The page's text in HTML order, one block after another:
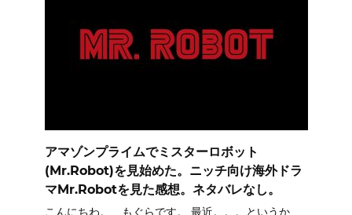
アマゾンプライムでミスターロボット
(Mr.Robot)を見始めた。ニッチ向け海外ドラ
マMr.Robotを見た感想。ネタバレなし。
こんにちわ。 もぐらです。 最近。。。というか